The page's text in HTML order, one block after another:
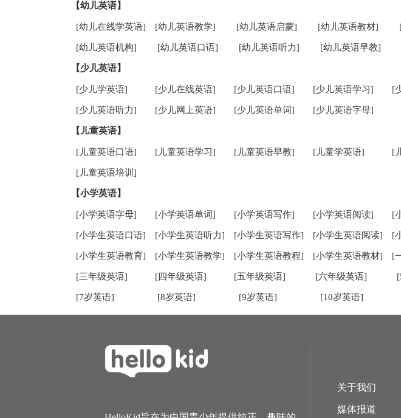
【幼儿英语】
[幼儿在线学英语] [幼儿英语教学] [幼儿英语启蒙] [幼儿英语教材]
[幼儿英语机构] [幼儿英语口语] [幼儿英语听力] [幼儿英语早教]
【少儿英语】
[少儿学英语] [少儿在线英语] [少儿英语口语] [少儿英语学习] [
[少儿英语听力] [少儿网上英语] [少儿英语单词] [少儿英语字母]
【儿童英语】
[儿童英语口语] [儿童英语学习] [儿童英语早教] [儿童学英语] [
[儿童英语培训]
【小学英语】
[小学英语字母] [小学英语单词] [小学英语写作] [小学英语阅读] [
[小学生英语口语] [小学生英语听力] [小学生英语写作] [小学生英语阅读] [
[小学生英语教育] [小学生英语教学] [小学生英语教程] [小学生英语教材] [
[三年级英语] [四年级英语] [五年级英语] [六年级英语]
[7岁英语] [8岁英语] [9岁英语] [10岁英语]
关于我们
媒体报道